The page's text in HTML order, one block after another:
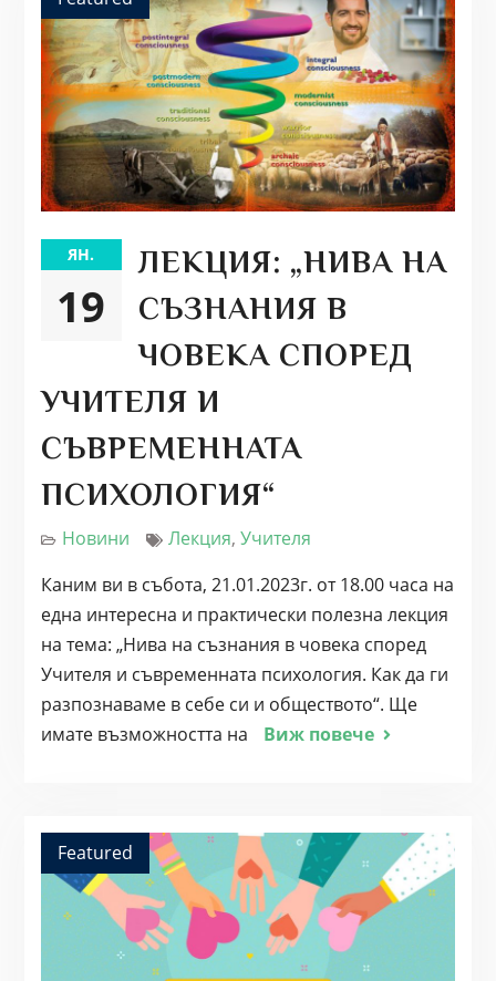
ЯН.
19
ЛЕКЦИЯ: „НИВА НА
СЪЗНАНИЯ В
ЧОВЕКА СПОРЕД
УЧИТЕЛЯ И
СЪВРЕМЕННАТА
ПСИХОЛОГИЯ“
Новини Лекция, Учителя
Каним ви в събота, 21.01.2023г. от 18.00 часа на
една интересна и практически полезна лекция
на тема: „Нива на съзнания в човека според
Учителя и съвременната психология. Как да ги
разпознаваме в себе си и обществото“. Ще
имате възможността на
Виж повече
Featured